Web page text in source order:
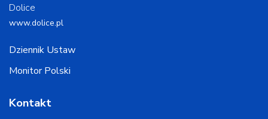
Dolice
www.dolice.pl
Dziennik Ustaw
Monitor Polski
Kontakt